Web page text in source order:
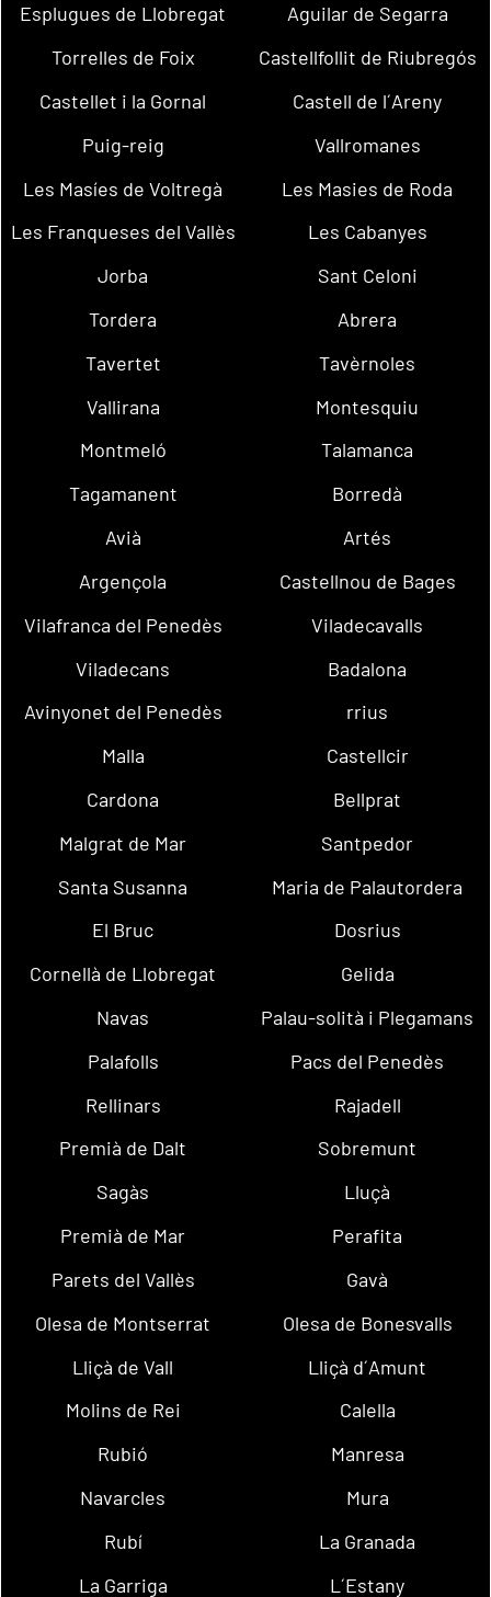
Esplugues de Llobregat
Aguilar de Segarra
Torrelles de Foix
Castellfollit de Riubregós
Castellet i la Gornal
Castell de l´Areny
Puig-reig
Vallromanes
Les Masíes de Voltregà
Les Masies de Roda
Les Franqueses del Vallès
Les Cabanyes
Jorba
Sant Celoni
Tordera
Abrera
Tavertet
Tavèrnoles
Vallirana
Montesquiu
Montmeló
Talamanca
Tagamanent
Borredà
Avià
Artés
Argençola
Castellnou de Bages
Vilafranca del Penedès
Viladecavalls
Viladecans
Badalona
Avinyonet del Penedès
rrius
Malla
Castellcir
Cardona
Bellprat
Malgrat de Mar
Santpedor
Santa Susanna
Maria de Palautordera
El Bruc
Dosrius
Cornellà de Llobregat
Gelida
Navas
Palau-solità i Plegamans
Palafolls
Pacs del Penedès
Rellinars
Rajadell
Premià de Dalt
Sobremunt
Sagàs
Lluçà
Premià de Mar
Perafita
Parets del Vallès
Gavà
Olesa de Montserrat
Olesa de Bonesvalls
Lliçà de Vall
Lliçà d´Amunt
Molins de Rei
Calella
Rubió
Manresa
Navarcles
Mura
Rubí
La Granada
La Garriga
L´Estany